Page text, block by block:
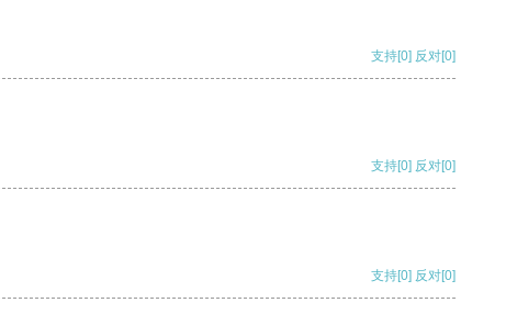
支持[0] 反对[0]
支持[0] 反对[0]
支持[0] 反对[0]